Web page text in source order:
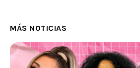
MÁS NOTICIAS